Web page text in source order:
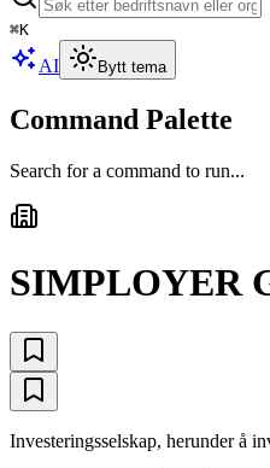
⌘K
AI Bytt tema
Command Palette
Search for a command to run...
SIMPLOYER
Investeringsselskap, herunder å